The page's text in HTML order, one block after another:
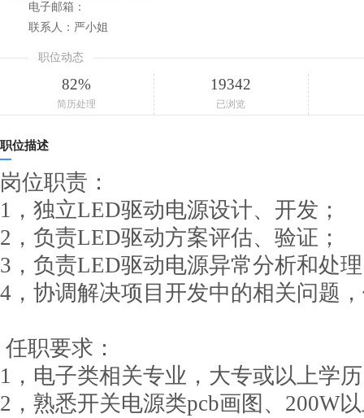
电子邮箱：
联系人：严小姐
职位动态
82%
简历处理
19342
已浏览
职位描述
岗位职责：
1，独立LED驱动电源设计、开发；
2，负责LED驱动方案评估、验证；
3，负责LED驱动电源异常分析和处
4，协调解决项目开发中的相关问题
任职要求：
1，电子类相关专业，大专或以上学
2，熟悉开关电源类pcb画图、200W